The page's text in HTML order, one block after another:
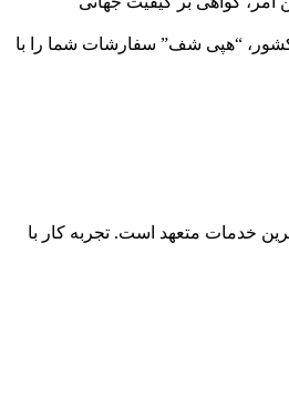
“هپی شف” سفارشات شما را با
خدمات متعهد است. تجربه کار با